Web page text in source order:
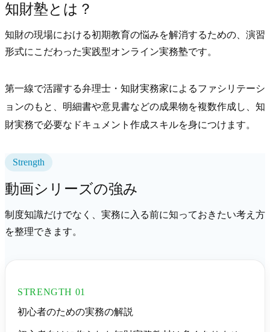
知財塾とは？
知財の現場における初期教育の悩みを解消するための、演習
形式にこだわった実践型オンライン実務塾です。
第一線で活躍する弁理士・知財実務家によるファシリテーシ
ョンのもと、明細書や意見書などの成果物を複数作成し、知
財実務で必要なドキュメント作成スキルを身につけます。
Strength
動画シリーズの強み
制度知識だけでなく、実務に入る前に知っておきたい考え方
を整理できます。
STRENGTH 01
初心者のための実務の解説